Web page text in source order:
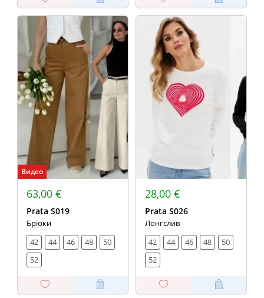
Видео
63,00 €
Prata S019
Брюки
42
44 46 48
50
52
28,00 €
Prata S026
Лонгслив
42
44 46 48
50
52